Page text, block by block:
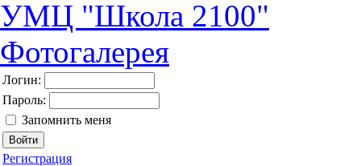
УМЦ "Школа 2100"
Фотогалерея
Логин:
Пароль:
Запомнить меня
Регистрация